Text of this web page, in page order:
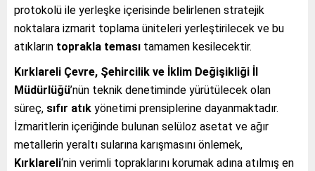
protokolü ile yerleşke içerisinde belirlenen stratejik
noktalara izmarit toplama üniteleri yerleştirilecek ve bu
atıkların toprakla teması tamamen kesilecektir.
Kırklareli Çevre, Şehircilik ve İklim Değişikliği İl
Müdürlüğü’nün teknik denetiminde yürütülecek olan
süreç, sıfır atık yönetimi prensiplerine dayanmaktadır.
İzmaritlerin içeriğinde bulunan selüloz asetat ve ağır
metallerin yeraltı sularına karışmasını önlemek,
Kırklareli‘nin verimli topraklarını korumak adına atılmış en